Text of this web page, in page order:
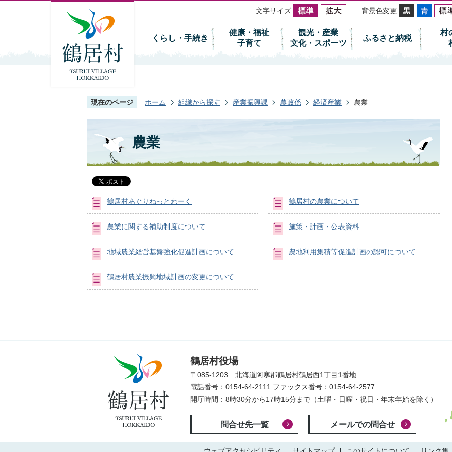
文字サイズ 背景色変更
くらし・手続き
健康・福祉
子育て
観光・産業
文化・スポーツ
ふるさと納税
村
現在のページ ホーム 組織から探す 産業振興課 農政係 経済産業 農業
農業
鶴居村あぐりねっとわーく 鶴居村の農業について
農業に関する補助制度について 施策・計画・公表資料
地域農業経営基盤強化促進計画について 農地利用集積等促進計画の認可について
鶴居村農業振興地域計画の変更について
鶴
TSURUI
VILLAGE
HOKKAIDO
鶴居村役場
〒085-1203 北海道阿寒郡鶴居村鶴居西1丁目1番地
電話番号：0154-64-2111 ファックス番号：0154-64-2577
開庁時間：8時30分から17時15分まで （土曜・日曜・祝日・年末年始を除く）
問合せ先一覧 メールでの問合せ